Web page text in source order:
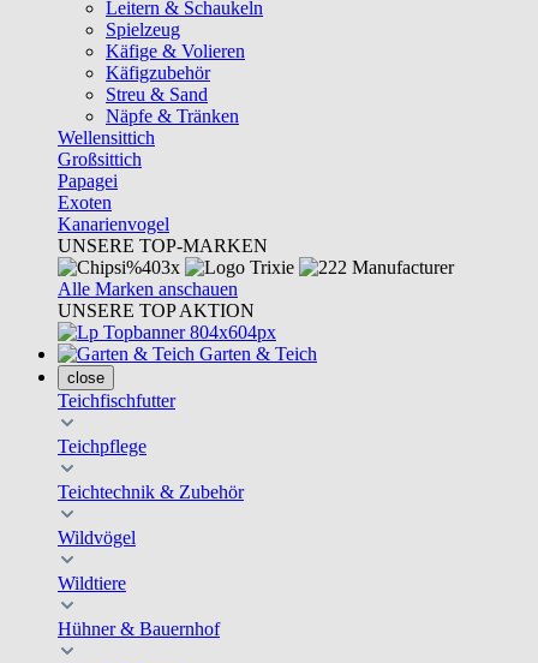
Leitern & Schaukeln
Spielzeug
Käfige & Volieren
Käfigzubehör
Streu & Sand
Näpfe & Tränken
Wellensittich
Großsittich
Papagei
Exoten
Kanarienvogel
UNSERE TOP-MARKEN
Alle Marken anschauen
UNSERE TOP AKTION
Garten & Teich
close
Teichfischfutter
Teichpflege
Teichtechnik & Zubehör
Wildvögel
Wildtiere
Hühner & Bauernhof